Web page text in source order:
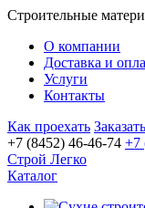
Строительные
О компании
Доставка и
Услуги
Контакты
Как проехать
+7 (8452) 46-46-74 +7
Строй Легко
Каталог